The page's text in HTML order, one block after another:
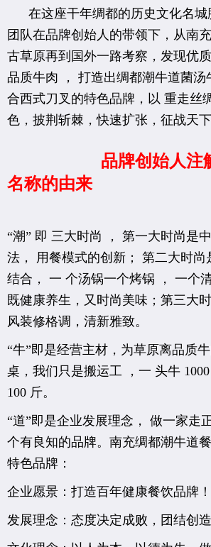
在这座干年绸都的历史文化名城
团队在品牌创始人的带领下，从南
古草原再到国外一路考察，发现优
品质牛肉 ， 打造出绸都潮牛道菌汤
合西式刀叉的特色品牌，以 重走丝
色，披荆斩棘，快速扩张，征战天下
品牌创始人注解“
名称的由来
“潮” 即 三大时尚 ， 第一大时尚是
法， 用餐模式的创新； 第二大时尚
结合， 一 个汤锅一个烤锅 ， 一个
既健康养生，又时尚美味；第三大
风装修格调，清新雅致。
“牛”即是经营主材，为草原离品质
桌，我们只是搬运工 ，一 头牛
100 斤。
“道”即是企业发展理念， 做一家走
个有良知的品牌。南充绸都潮牛道
特色品牌：
企业愿景：打造百年健康餐饮品牌！
发展理念：态度决定成败，团结创造